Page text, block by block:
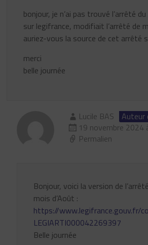
bonjour, je n’ai pas trouvé l’arrêté
sur legifrance, modifiait l’arrêté de
auriez-vous la source de cet arrêté
merci
belle journée
Lucile BAS
Auteur
19 novembre 2024
Permalien
Bonjour, voici la version de
mois d’Août :
https://www.legifrance.gouv.fr/
LEGIARTI000042269397
Belle journée